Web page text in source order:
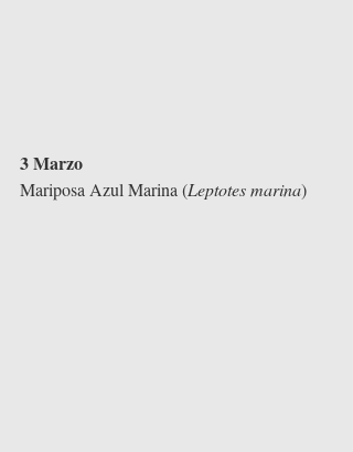
3 Marzo
Mariposa Azul Marina (Leptotes marina)